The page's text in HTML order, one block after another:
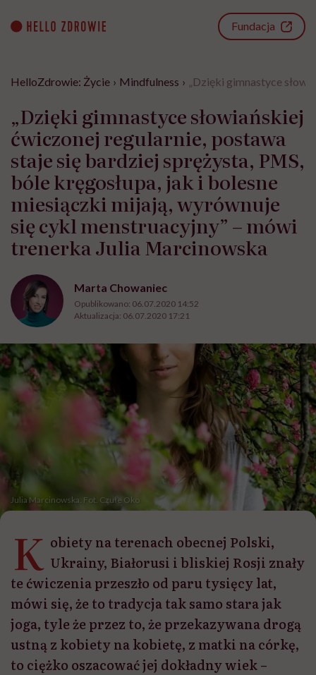
content
Fundacja
HelloZdrowie: Życie › Mindfulness › „Dzięki gimnastyce
„Dzięki gimnastyce słowiańskiej
ćwiczonej regularnie, postawa
staje się bardziej sprężysta, PMS,
bóle kręgosłupa, jak i bolesne
miesiączki mijają, wyrównuje
się cykl menstruacyjny” – mówi
trenerka Julia Marcinowska
Marta Chowaniec
Opublikowano: 06.07.2020 14:52
Aktualizacja: 06.07.2020 17:21
Julia Marcinowska. Fot. Czułe Oko
K obiety na terenach obecnej Polski,
Ukrainy, Białorusi i bliskiej Rosji znały
te ćwiczenia przeszło od paru tysięcy lat,
mówi się, że to tradycja tak samo stara jak
joga, tyle że przez to, że przekazywana drogą
ustną z kobiety na kobietę, z matki na córkę,
to ciężko oszacować jej dokładny wiek –